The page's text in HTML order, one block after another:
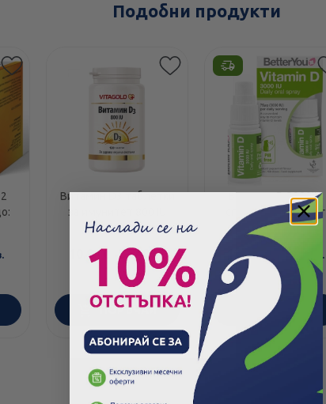
Подобни продукти
Витамин D3 таблетки
за имунитет 800 IU
х120 Vitagold
10.94 21.40лв.
ПОРЪЧАЙ
Витамин D 3000IU,
спрей 15мл., Better
You
12.78€ 25.00 лв.
ПОРЪЧАЙ